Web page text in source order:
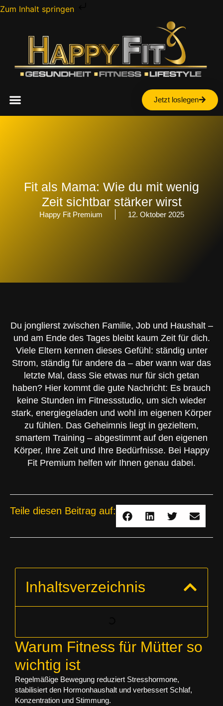
Zum Inhalt springen
Jetzt loslegen
Fit als Mama: Wie du mit wenig
Zeit sichtbar stärker wirst
Happy Fit Premium 12. Oktober 2025
Du jonglierst zwischen Familie, Job und Haushalt –
und am Ende des Tages bleibt kaum Zeit für dich.
Viele Eltern kennen dieses Gefühl: ständig unter
Strom, ständig für andere da – aber wann war das
letzte Mal, dass Sie etwas nur für sich getan
haben? Hier kommt die gute Nachricht: Es brauch
keine Stunden im Fitnessstudio, um sich wieder
stark, energiegeladen und wohl im eigenen Körper
zu fühlen. Das Geheimnis liegt in gezieltem,
smartem Training – abgestimmt auf den eigenen
Körper, Ihre Zeit und Ihre Bedürfnisse. Bei Happy
Fit Premium helfen wir Ihnen genau dabei.
Teile diesen Beitrag auf:
Inhaltsverzeichnis
Warum Fitness für Mütter so
wichtig ist
Regelmäßige Bewegung reduziert Stresshormone,
stabilisiert den Hormonhaushalt und verbessert Schlaf,
Konzentration und Stimmung.